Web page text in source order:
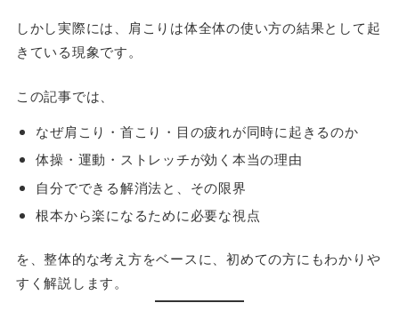
しかし実際には、 肩こりは体全体の使い方の結果として起
きている現象です。
この記事では、
なぜ肩こり・首こり・目の疲れが同時に起きるのか
体操・運動・ストレッチが効く本当の理由
自分でできる解消法と、その限界
根本から楽になるために必要な視点
を、整体的な考え方をベースに、初めての方にもわかりや
すく解説します。